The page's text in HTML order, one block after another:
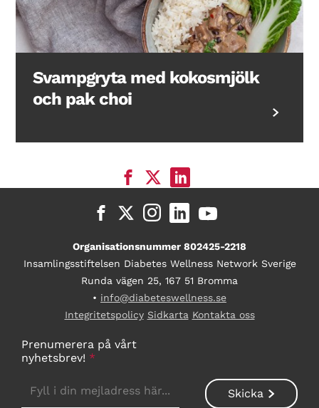
Svampgryta med kokosmjölk
och pak choi
Organisationsnummer 802425-2218
Insamlingsstiftelsen Diabetes Wellness Network Sverige
Runda vägen 25, 167 51 Bromma
• info@diabeteswellness.se
Integritetspolicy Sidkarta Kontakta oss
Prenumerera på vårt
nyhetsbrev! *